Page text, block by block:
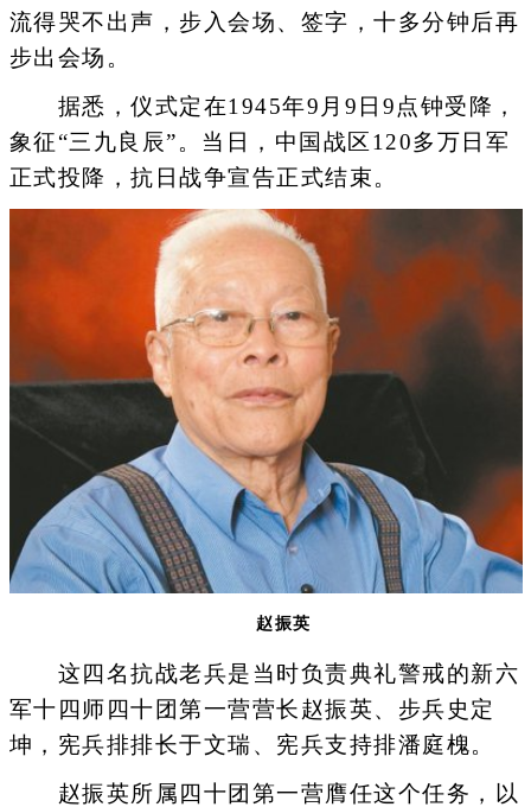
流得哭不出声，步入会场、签字，十多分钟后再
步出会场。
据悉，仪式定在1945年9月9日9点钟受降，
象征“三九良辰”。当日，中国战区120多万日军
正式投降，抗日战争宣告正式结束。
赵振英
这四名抗战老兵是当时负责典礼警戒的新六
军十四师四十团第一营营长赵振英、步兵史定
坤，宪兵排排长于文瑞、宪兵支持排潘庭槐。
赵振英所属四十团第一营膺任这个任务，以